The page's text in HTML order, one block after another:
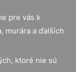
pre vás k
murára a ďalších
ktoré nie sú